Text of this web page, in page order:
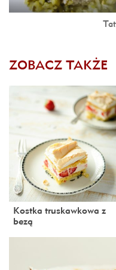
ZOBACZ TAKŻE
Kostka truskawkowa z
bezą